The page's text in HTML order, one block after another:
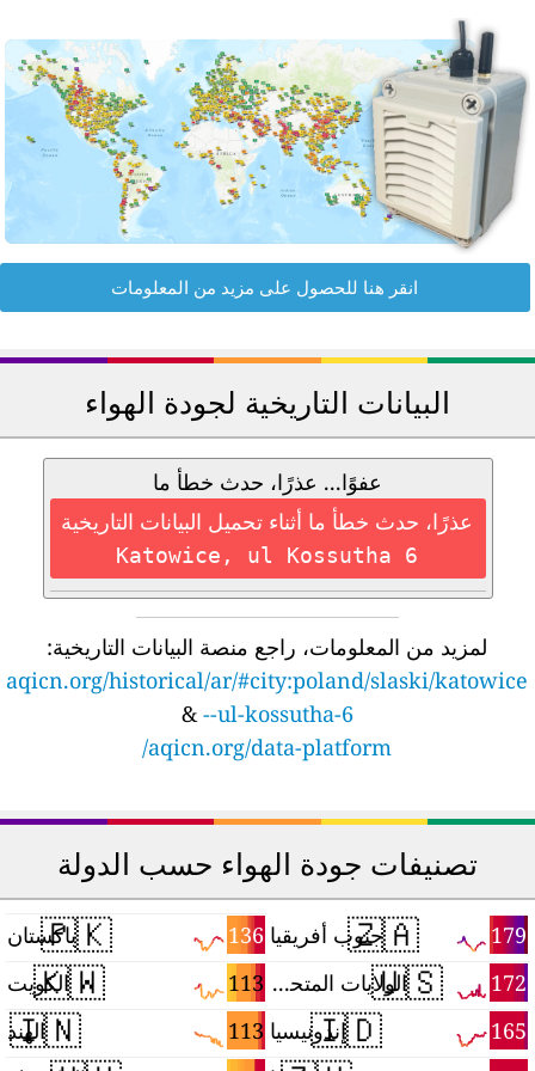
انقر هنا للحصول على مزيد من المعلومات
البيانات التاريخية لجودة الهواء
عفوًا... عذرًا، حدث خطأ ما
عذرًا، حدث خطأ ما أثناء تحميل البيانات التاريخية
Katowice, ul Kossutha 6
لمزيد من المعلومات، راجع منصة البيانات التاريخية:
aqicn.org/historical/ar/#city:poland/slaski/katowice
--ul-kossutha-6
&
aqicn.org/data-platform/
تصنيفات جودة الهواء حسب الدولة
🇿🇦 179 جنوب أفريقيا
🇺🇸 172 الولايات المتحدة
🇮🇩 165 إندونيسيا
🇵🇰 136 باكستان
🇰🇼 113 الكويت
🇮🇳 113 الهند